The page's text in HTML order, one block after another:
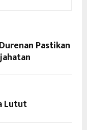
Pastikan
Lutut